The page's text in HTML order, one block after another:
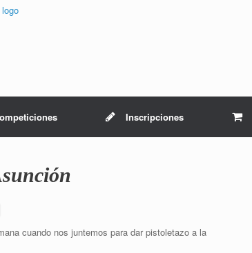
Inscripciones
cuando nos juntemos para dar pistoletazo a la